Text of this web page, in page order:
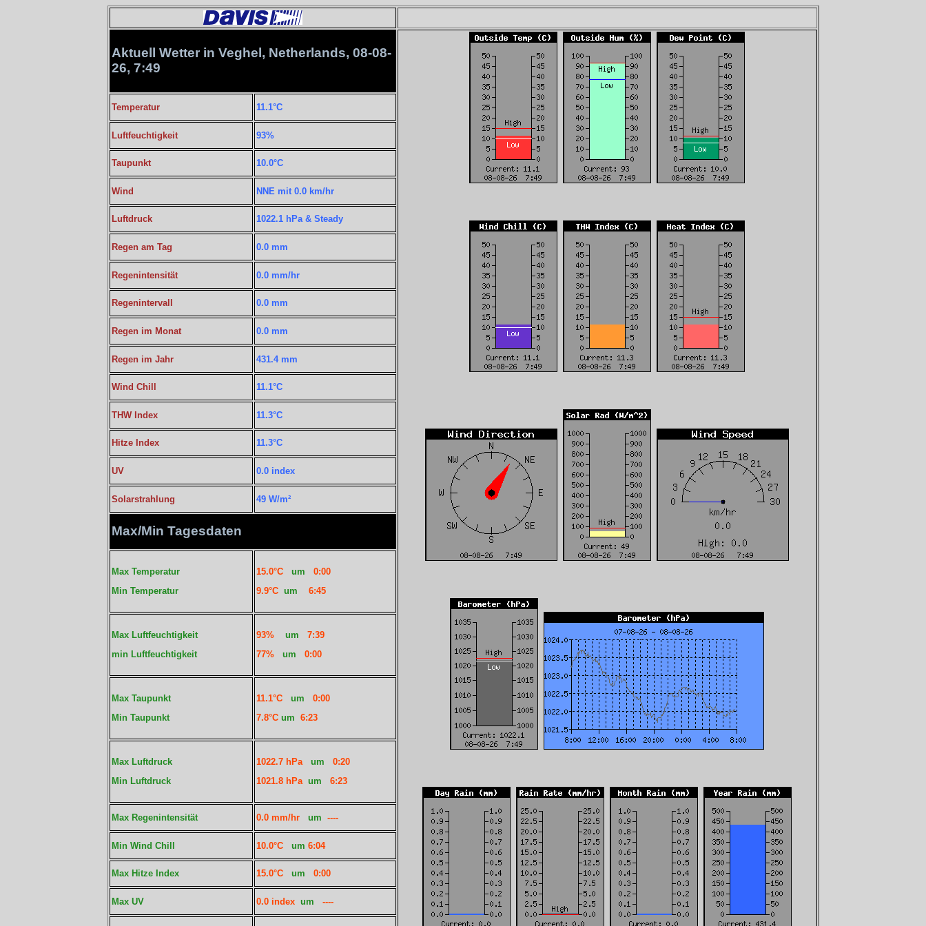
Aktuell Wetter in Veghel, Netherlands, 08-08-
26, 7:49
Temperatur 11.1°C
Luftfeuchtigkeit 93%
Taupunkt 10.0°C
Wind NNE mit 0.0 km/hr
Luftdruck 1022.1 hPa & Steady
Regen am Tag 0.0 mm
Regenintensität 0.0 mm/hr
Regenintervall 0.0 mm
Regen im Monat 0.0 mm
Regen im Jahr 431.4 mm
Wind Chill 11.1°C
THW Index 11.3°C
Hitze Index 11.3°C
UV 0.0 index
Solarstrahlung 49 W/m²
Max/Min Tagesdaten
Max Temperatur
Min Temperatur
15.0°Cum
0:00
9.9°Cum 6:45
Max Luftfeuchtigkeit
min Luftfeuchtigkeit
93% um
7:39
77%
um 0:00
Max Taupunkt
Min Taupunkt
11.1°C um
0:00
7.8°C um 6:23
Max Luftdruck
Min Luftdruck
1022.7 hPaum
0:20
1021.8 hPaum 6:23
Max Regenintensität 0.0 mm/hr um ----
Min Wind Chill 10.0°C um 6:04
Max Hitze Index 15.0°C um 0:00
Max UV 0.0 indexum ----